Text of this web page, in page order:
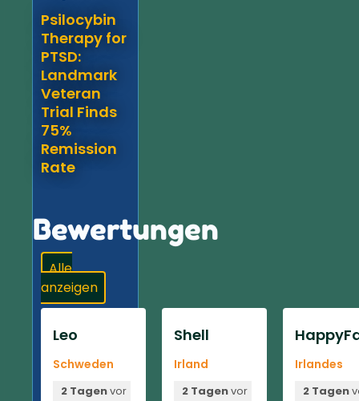
Psilocybin
Therapy for
PTSD:
Landmark
Veteran
Trial Finds
75%
Remission
Rate
Bewertungen
Alle
anzeigen
Leo
Schweden
2 Tagenvor
Shell
Irland
2 Tagenvor
Irlandes
2 Tagen